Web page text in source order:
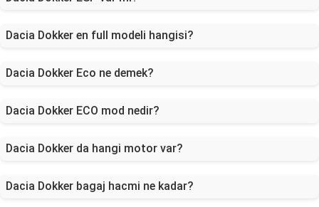
Dacia Dokker en full modeli hangisi?
Dacia Dokker Eco ne demek?
Dacia Dokker ECO mod nedir?
Dacia Dokker da hangi motor var?
Dacia Dokker bagaj hacmi ne kadar?